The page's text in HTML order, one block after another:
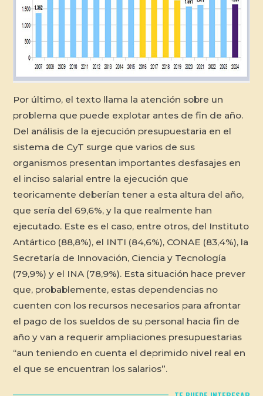
Por último, el texto llama la atención sobre un
problema que puede explotar antes de fin de año.
Del análisis de la ejecución presupuestaria en el
sistema de CyT surge que varios de sus
organismos presentan importantes desfasajes en
el inciso salarial entre la ejecución que
teoricamente deberían tener a esta altura del año,
que sería del 69,6%, y la que realmente han
ejecutado. Este es el caso, entre otros, del Instituto
Antártico (88,8%), el INTI (84,6%), CONAE (83,4%), la
Secretaría de Innovación, Ciencia y Tecnología
(79,9%) y el INA (78,9%). Esta situación hace prever
que, probablemente, estas dependencias no
cuenten con los recursos necesarios para afrontar
el pago de los sueldos de su personal hacia fin de
año y van a requerir ampliaciones presupuestarias
“aun teniendo en cuenta el deprimido nivel real en
el que se encuentran los salarios”.